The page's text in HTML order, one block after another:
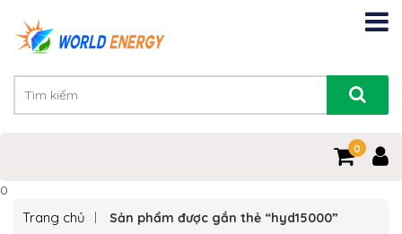
0
0
Trang chủ Sản phẩm được gắn thẻ “hyd15000”